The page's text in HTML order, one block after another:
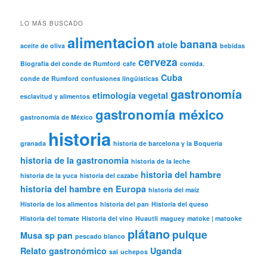
LO MÁS BUSCADO
aceite de oliva alimentacion atole banana bebidas
Biografía del conde de Rumford cafe cerveza comida.
conde de Rumford confusiones lingüísticas Cuba
esclavitud y alimentos etimología vegetal gastronomía
gastronomía de México gastronomía méxico
granada historia historia de barcelona y la Boqueria
historia de la gastronomia historia de la leche
historia de la yuca historia del cazabe historia del hambre
historia del hambre en Europa historia del maíz
Historia de los alimentos historia del pan Historia del queso
Historia del tomate Historia del vino Huautli maguey matoke | matooke
Musa sp pan pescado blanco plátano pulque
Relato gastronómico sal uchepos Uganda